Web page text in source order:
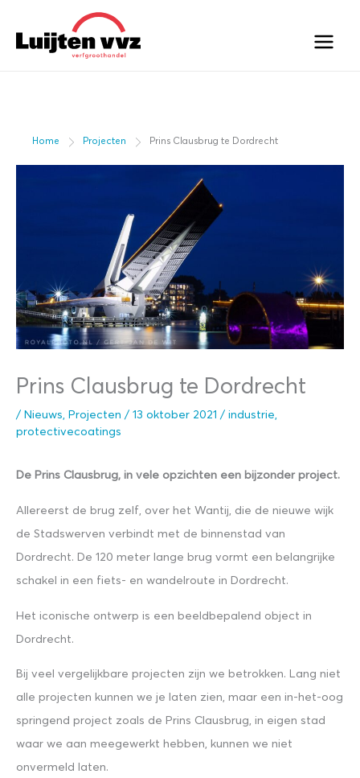
naar
Home Projecten Prins Clausbrug te Dordrecht
Prins Clausbrug te Dordrecht
/ Nieuws, Projecten / 13 oktober 2021 / industrie,
protectivecoatings
De Prins Clausbrug, in vele opzichten een bijzonder project.
Allereerst de brug zelf, over het Wantij, die de nieuwe wijk
de Stadswerven verbindt met de binnenstad van
Dordrecht. De 120 meter lange brug vormt een belangrijke
schakel in een fiets- en wandelroute in Dordrecht.
Het iconische ontwerp is een beeldbepalend object in
Dordrecht.
Bij veel vergelijkbare projecten zijn we betrokken. Lang niet
alle projecten kunnen we je laten zien, maar een in-het-oog
springend project zoals de Prins Clausbrug, in eigen stad
waar we aan meegewerkt hebben, kunnen we niet
onvermeld laten.